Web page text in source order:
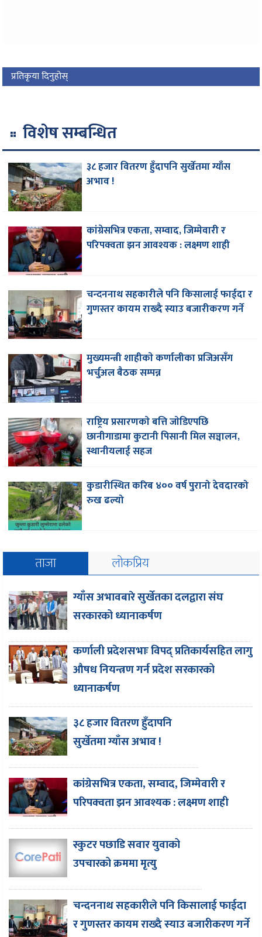
प्रतिकृया दिनुहोस्
विशेष सम्बन्धित
३८ हजार वितरण हुँदापनि सुर्खेतमा ग्याँस
अभाव !
कांग्रेसभित्र एकता, सम्वाद, जिम्मेवारी र
परिपक्वता झन आवश्यक : लक्ष्मण शाही
चन्दननाथ सहकारीले पनि किसालाई फाईदा र
गुणस्तर कायम राख्दै स्याउ बजारीकरण गर्ने
मुख्यमन्त्री शाहीकाे कर्णालीका प्रजिअसँग
भर्चुअल बैठक सम्पन्न
राष्ट्रिय प्रसारणकाे बत्ति जाेडिएपछि
छानीगाडामा कुटानी पिसानी मिल सञ्चालन,
स्थानीयलाई सहज
कुडारीस्थित करिब ४०० वर्ष पुरानो देवदारको
रुख ढल्यो
ताजा लोकप्रिय
ग्याँस अभावबारे सुर्खेतका दलद्वारा संघ
सरकारको ध्यानाकर्षण
कर्णाली प्रदेशसभाः विपद् प्रतिकार्यसहित लागु
औषध नियन्त्रण गर्न प्रदेश सरकारको
ध्यानाकर्षण
३८ हजार वितरण हुँदापनि
सुर्खेतमा ग्याँस अभाव !
कांग्रेसभित्र एकता, सम्वाद, जिम्मेवारी र
परिपक्वता झन आवश्यक : लक्ष्मण शाही
स्कुटर पछाडि सवार युवाको
उपचारको क्रममा मृत्यु
चन्दननाथ सहकारीले पनि किसालाई फाईदा
र गुणस्तर कायम राख्दै स्याउ बजारीकरण गर्ने